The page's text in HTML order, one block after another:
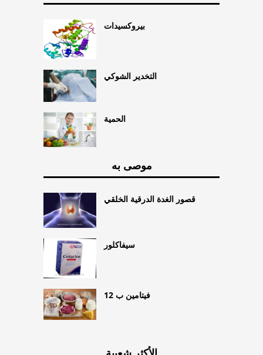
بيروكسيدات
التخدير الشوكي
الحمية
موصى به
قصور الغدة الدرقية الخلقي
سيفاكلور
فيتامين ب 12